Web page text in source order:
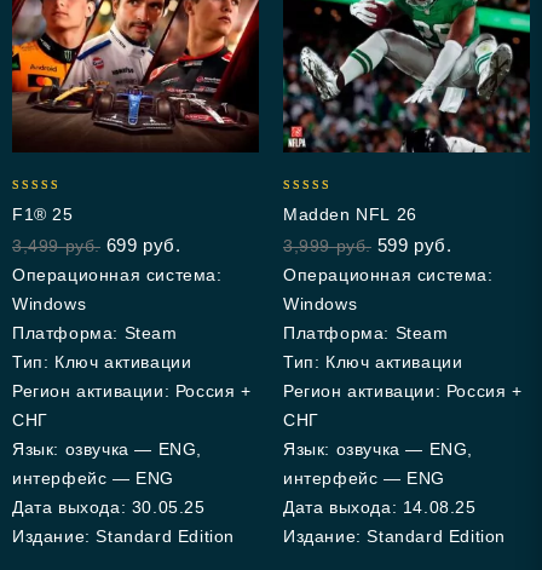
out of 5
F1® 25
3,499руб. 699 руб.
Операционная система:
Windows
Платформа: Steam
Тип: Ключ активации
Регион активации: Россия +
СНГ
Язык: озвучка — ENG,
интерфейс — ENG
Дата выхода: 30.05.25
Издание: Standard Edition
out of 5
Madden NFL 26
3,999руб. 599 руб.
Операционная система:
Windows
Платформа: Steam
Тип: Ключ активации
Регион активации: Россия +
СНГ
Язык: озвучка — ENG,
интерфейс — ENG
Дата выхода: 14.08.25
Издание: Standard Edition